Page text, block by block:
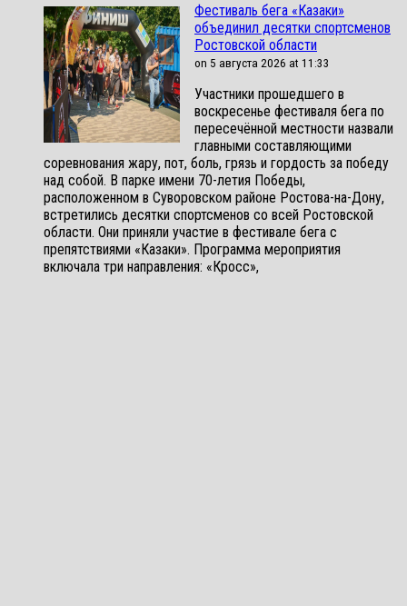
Фестиваль бега «Казаки»
объединил десятки спортсменов
Ростовской области
on 5 августа 2026 at 11:33
Участники прошедшего в
воскресенье фестиваля бега по
пересечённой местности назвали
главными составляющими
соревнования жару, пот, боль, грязь и гордость за победу
над собой. В парке имени 70-летия Победы,
расположенном в Суворовском районе Ростова-на-Дону,
встретились десятки спортсменов со всей Ростовской
области. Они приняли участие в фестивале бега с
препятствиями «Казаки». Программа мероприятия
включала три направления: «Кросс»,